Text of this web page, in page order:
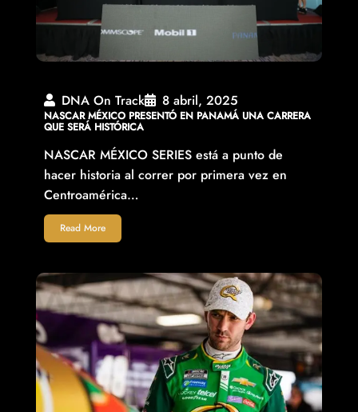
DNA On Track 8 abril, 2025
NASCAR MÉXICO PRESENTÓ EN PANAMÁ UNA CARRERA
QUE SERÁ HISTÓRICA
NASCAR MÉXICO SERIES está a punto de
hacer historia al correr por primera vez en
Centroamérica…
Read More